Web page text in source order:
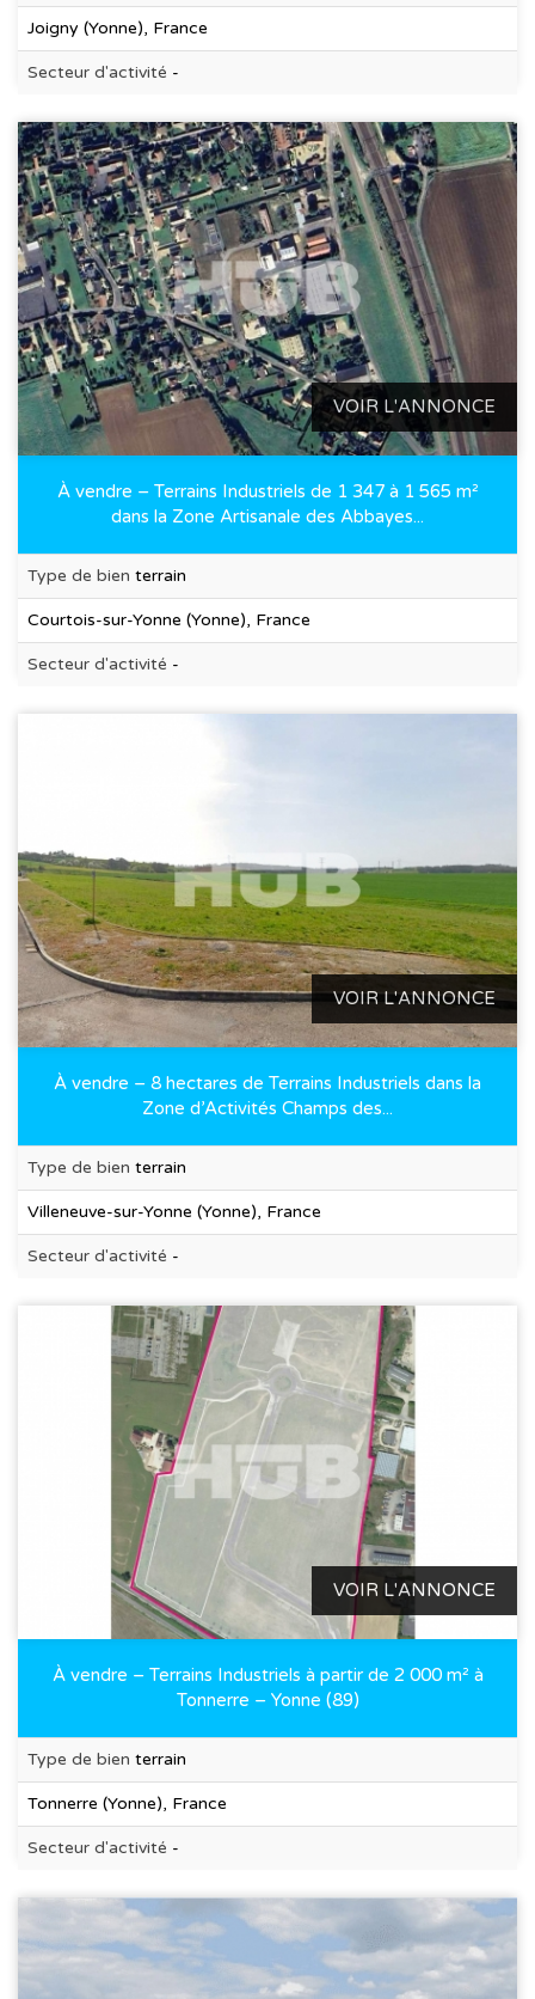
Joigny (Yonne), France
Secteur d'activité -
VOIR L'ANNONCE
À vendre – Terrains Industriels de 1 347 à 1 565 m²
dans la Zone Artisanale des Abbayes...
Type de bien terrain
Courtois-sur-Yonne (Yonne), France
Secteur d'activité -
VOIR L'ANNONCE
À vendre – 8 hectares de Terrains Industriels dans la
Zone d’Activités Champs des...
Type de bien terrain
Villeneuve-sur-Yonne (Yonne), France
Secteur d'activité -
VOIR L'ANNONCE
À vendre – Terrains Industriels à partir de 2 000 m² à
Tonnerre – Yonne (89)
Type de bien terrain
Tonnerre (Yonne), France
Secteur d'activité -